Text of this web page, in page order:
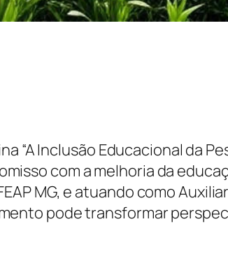
“A Inclusão Educacional da
com a melhoria da
MG, e atuando como
pode transformar